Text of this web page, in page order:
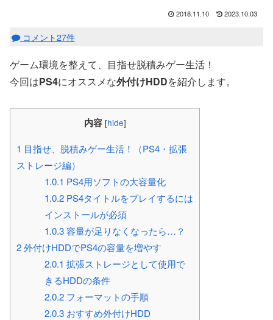
2018.11.10 2023.10.03
コメント27件
ゲーム環境を整えて、目指せ脱積みゲー生活！
今回はPS4にオススメな外付けHDDを紹介します。
内容 [hide]
1 目指せ、脱積みゲー生活！（PS4・拡張
ストレージ編）
1.0.1 PS4用ソフトの大容量化
1.0.2PS4タイトルをプレイするには
インストールが必須
1.0.3容量が足りなくなったら…？
2外付けHDDでPS4の容量を増やす
2.0.1 拡張ストレージとして使用で
きるHDDの条件
2.0.2フォーマットの手順
2.0.3おすすめ外付けHDD